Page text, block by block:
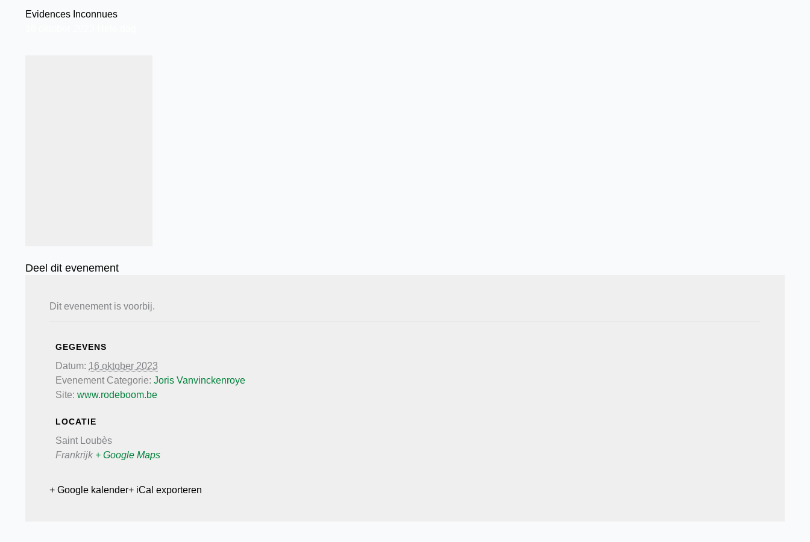
Evidences Inconnues
Deel dit evenement
Dit evenement is voorbij.
GEGEVENS
Datum: 16 oktober 2023
Evenement Categorie: Joris Vanvinckenroye
Site: www.rodeboom.be
LOCATIE
Saint Loubès
Frankrijk + Google Maps
+ Google kalender+ iCal exporteren